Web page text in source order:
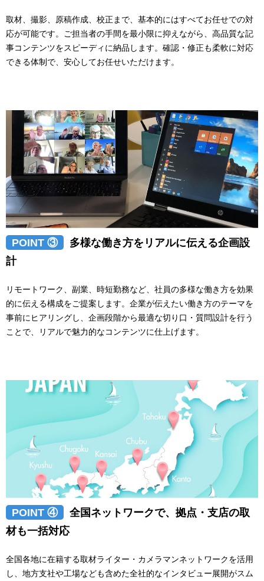
取材、撮影、原稿作成、校正まで、基本的にはすべてお任せでの対
応が可能です。ご担当者の手間を最小限に抑えながら、高品質な記
事コンテンツをスピーディに納品します。確認・修正も柔軟に対応
できる体制で、安心してお任せいただけます。
POINT ③
多様な働き方をリアルに伝える企画設
計
リモートワーク、副業、時短勤務など、社員の多様な働き方を効果
的に伝える構成をご提案します。企業が伝えたい働き方のテーマを
事前にヒアリングし、企画段階から最適な切り口・質問設計を行う
ことで、リアルで魅力的なコンテンツに仕上げます。
POINT ④
全国ネットワークで、拠点・支店の取
材も一括対応
全国各地に在籍する取材ライター・カメラマンネットワークを活用
し、地方支社や工場なども含めた全社的なインタビュー展開がスム